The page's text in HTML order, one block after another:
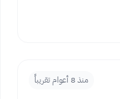
منذ 8 أعوام تقريباً